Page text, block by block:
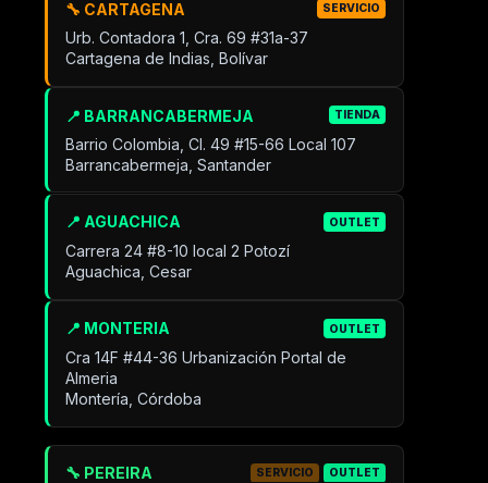
🔧 CARTAGENA SERVICIO
Urb. Contadora 1, Cra. 69 #31a-37
Cartagena de Indias, Bolívar
📍 BARRANCABERMEJA TIENDA
Barrio Colombia, Cl. 49 #15-66 Local 107
Barrancabermeja, Santander
📍 AGUACHICA OUTLET
Carrera 24 #8-10 local 2 Potozí
Aguachica, Cesar
📍 MONTERIA OUTLET
Cra 14F #44-36 Urbanización Portal de
Almeria
Montería, Córdoba
🔧 PEREIRA SERVICIO OUTLET